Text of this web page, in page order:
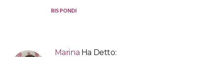
RISPONDI
Marina Ha Detto: